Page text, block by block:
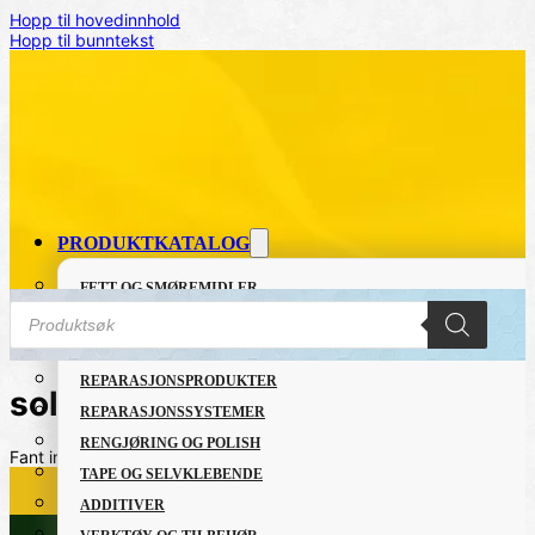
Hopp til hovedinnhold
Hopp til bunntekst
PRODUKTKATALOG
FETT OG SMØREMIDLER
GRUNNING OG LAKK
LIM OG TETTEMASSER
REPARASJONSPRODUKTER
REPARASJONSSYSTEMER
RENGJØRING OG POLISH
TAPE OG SELVKLEBENDE
ADDITIVER
Products
search
solcelle
Fant ingen produkter som passet med valgene dine.